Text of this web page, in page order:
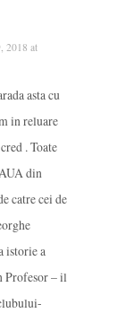
2018 at
asta cu
in reluare
. Toate
din
catre cei de
istorie a
Profesor – il